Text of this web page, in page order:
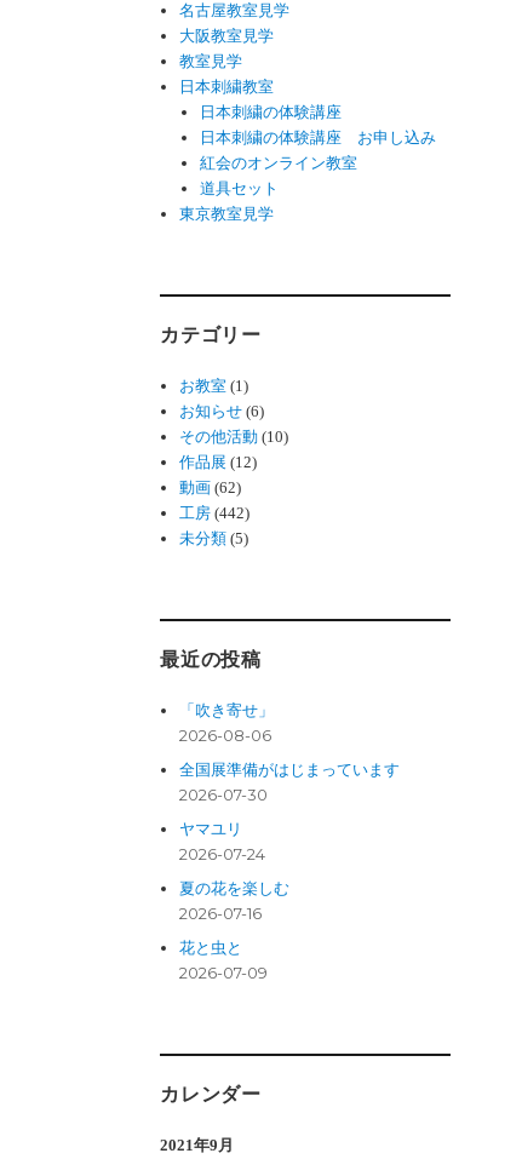
名古屋教室見学
大阪教室見学
教室見学
日本刺繍教室
日本刺繍の体験講座
日本刺繍の体験講座 お申し込み
紅会のオンライン教室
道具セット
東京教室見学
カテゴリー
お教室 (1)
お知らせ (6)
その他活動 (10)
作品展 (12)
動画 (62)
工房 (442)
未分類 (5)
最近の投稿
「吹き寄せ」
2026-08-06
全国展準備がはじまっています
2026-07-30
ヤマユリ
2026-07-24
夏の花を楽しむ
2026-07-16
花と虫と
2026-07-09
カレンダー
2021年9月